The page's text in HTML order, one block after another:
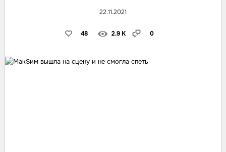
22.11.2021
48 2.9 K 0